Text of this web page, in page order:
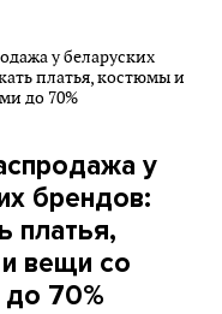
у
брендов:
платья,
вещи со
до 70%